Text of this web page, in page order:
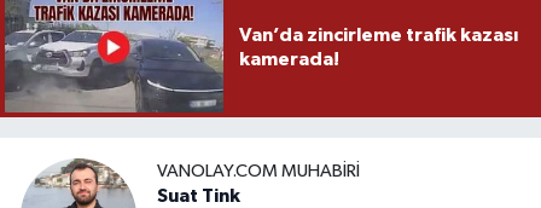
Van’da zincirleme trafik kazası
kamerada!
VANOLAY.COM MUHABIRI
Suat Tink